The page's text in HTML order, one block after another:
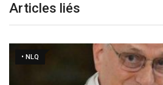
Articles liés
• NLQ